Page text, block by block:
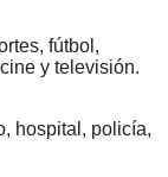
fútbol,
y televisión.
hospital, policía,